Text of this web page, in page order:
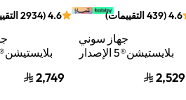
4.6
(
439التقييمات)
جهاز سوني
بلايستيشن®5 الإصدار
2,529
4.6
(
2934
السرعة
2,749